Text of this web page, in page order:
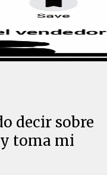
decir sobre
toma mi